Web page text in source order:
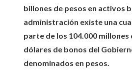
billones de pesos en activos
administración existe una
parte de los 104.000 millones
dólares de bonos del
denominados en pesos.